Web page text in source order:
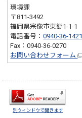
環境課
〒811-3492
福岡県宗像市東郷1-1-1
電話番号：0940-36-1421
Fax：0940-36-0270
お問い合わせフォーム
別ウィンドウで開きます